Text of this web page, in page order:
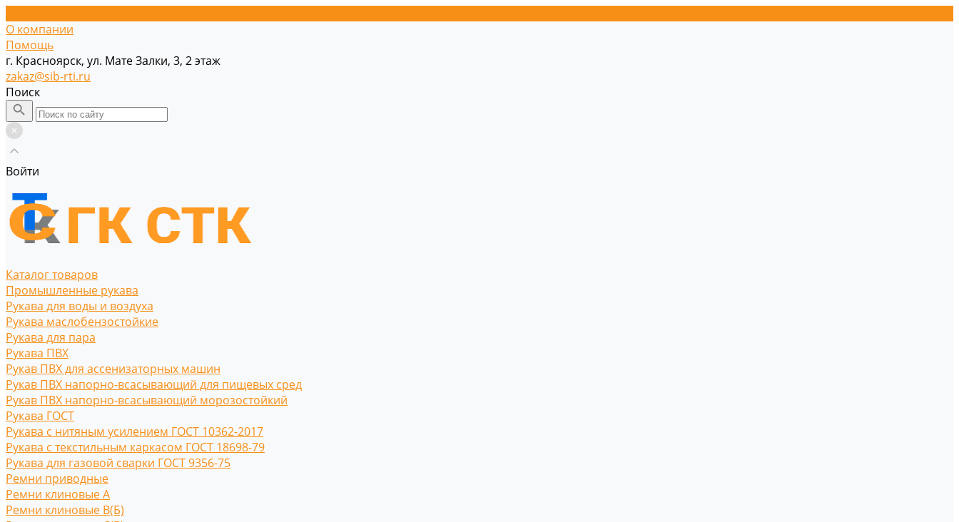
О компании
Помощь
г. Красноярск, ул. Мате Залки, 3, 2 этаж
zakaz@sib-rti.ru
Поиск
Войти
Каталог товаров
Промышленные рукава
Рукава для воды и воздуха
Рукава маслобензостойкие
Рукава для пара
Рукава ПВХ
Рукав ПВХ для ассенизаторных машин
Рукав ПВХ напорно-всасывающий для пищевых сред
Рукав ПВХ напорно-всасывающий морозостойкий
Рукава ГОСТ
Рукава с нитяным усилением ГОСТ 10362-2017
Рукава с текстильным каркасом ГОСТ 18698-79
Рукава для газовой сварки ГОСТ 9356-75
Ремни приводные
Ремни клиновые A
Ремни клиновые В(Б)